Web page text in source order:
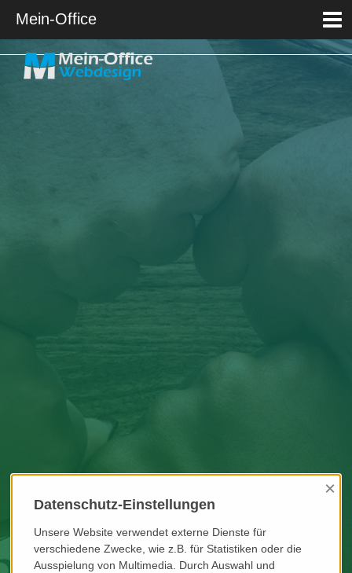
Datenschutz-Einstellungen
×
Unsere Website verwendet externe Dienste für
verschiedene Zwecke, wie z.B. für Statistiken oder die
Ausspielung von Multimedia. Durch Auswahl und